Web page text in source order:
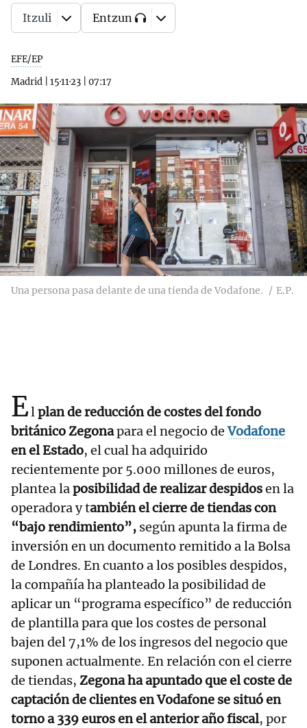
EFE/EP
Madrid
15·11·23 07:17
Itzuli Entzun
Una persona pasa delante de una tienda de Vodafone. E.P.
Elplan de reducción de costes del fondo
británico Zegonapara el negocio de Vodafone
en el Estado, el cual ha adquirido
recientemente por 5.000 millones de euros,
plantea laposibilidad de realizar despidosen la
operadora y también el cierre de tiendas con
“bajo rendimiento”, según apunta la firma de
inversión en un documento remitido a la Bolsa
de Londres. En cuanto a los posibles despidos,
la compañía ha planteado la posibilidad de
aplicar un “programa específico” de reducción
de plantilla para que los costes de personal
bajen del 7,1% de los ingresos del negocio que
suponen actualmente. En relación con el cierre
de tiendas, Zegona ha apuntado que el coste de
captación de clientes en Vodafone se situó en
torno a 339 euros en el anterior año fiscal, por